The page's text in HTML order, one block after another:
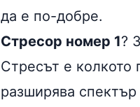
да е по-добре.
Стресор номер 1?
Стресът е колкото
разширява